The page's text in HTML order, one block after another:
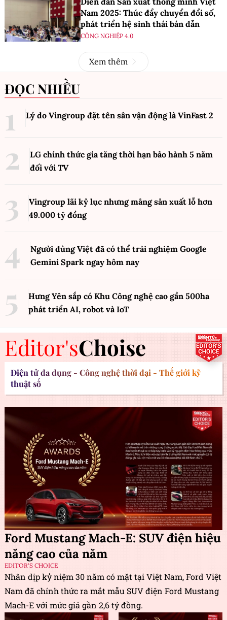
Nam 2025: Thúc đẩy chuyển đổi số,
phát triển hệ sinh thái bán dẫn
CÔNG NGHIỆP 4.0
Xem thêm
ĐỌC NHIỀU
Lý do Vingroup đặt tên sân vận động là VinFast 2
LG chính thức gia tăng thời hạn bảo hành 5 năm
đối với TV
Vingroup lãi kỷ lục nhưng mảng sản xuất lỗ hơn
49.000 tỷ đồng
Người dùng Việt đã có thể trải nghiệm Google
Gemini Spark ngay hôm nay
Hưng Yên sắp có Khu Công nghệ cao gần 500ha
phát triển AI, robot và IoT
Editor'sChoise
Điện tử đa dụng - Công nghệ thời đại - Thế giới kỹ
thuật số
Ford Mustang Mach-E: SUV điện hiệu
năng cao của năm
EDITOR'S CHOICE
Nhân dịp kỷ niệm 30 năm có mặt tại Việt Nam, Ford Việt
Nam đã chính thức ra mắt mẫu SUV điện Ford Mustang
Mach-E với mức giá gần 2,6 tỷ đồng.